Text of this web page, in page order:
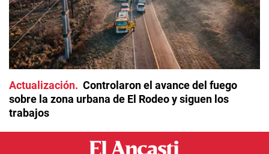
Actualización
Controlaron el avance del fuego
sobre la zona urbana de El Rodeo y siguen los
trabajos